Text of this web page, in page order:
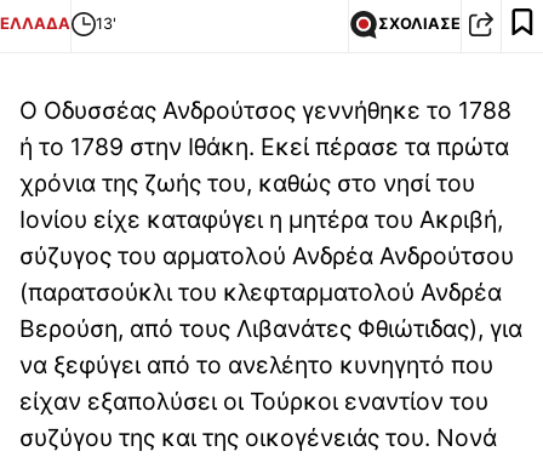
ΕΛΛΑΔΑ 13' ΣΧΟΛΙΑΣΕ
Ο Οδυσσέας Ανδρούτσος γεννήθηκε το 1788
ή το 1789 στην Ιθάκη. Εκεί πέρασε τα πρώτα
χρόνια της ζωής του, καθώς στο νησί του
Ιονίου είχε καταφύγει η μητέρα του Ακριβή,
σύζυγος του αρματολού Ανδρέα Ανδρούτσου
(παρατσούκλι του κλεφταρματολού Ανδρέα
Βερούση, από τους Λιβανάτες Φθιώτιδας), για
να ξεφύγει από το ανελέητο κυνηγητό που
είχαν εξαπολύσει οι Τούρκοι εναντίον του
συζύγου της και της οικογένειάς του. Νονά